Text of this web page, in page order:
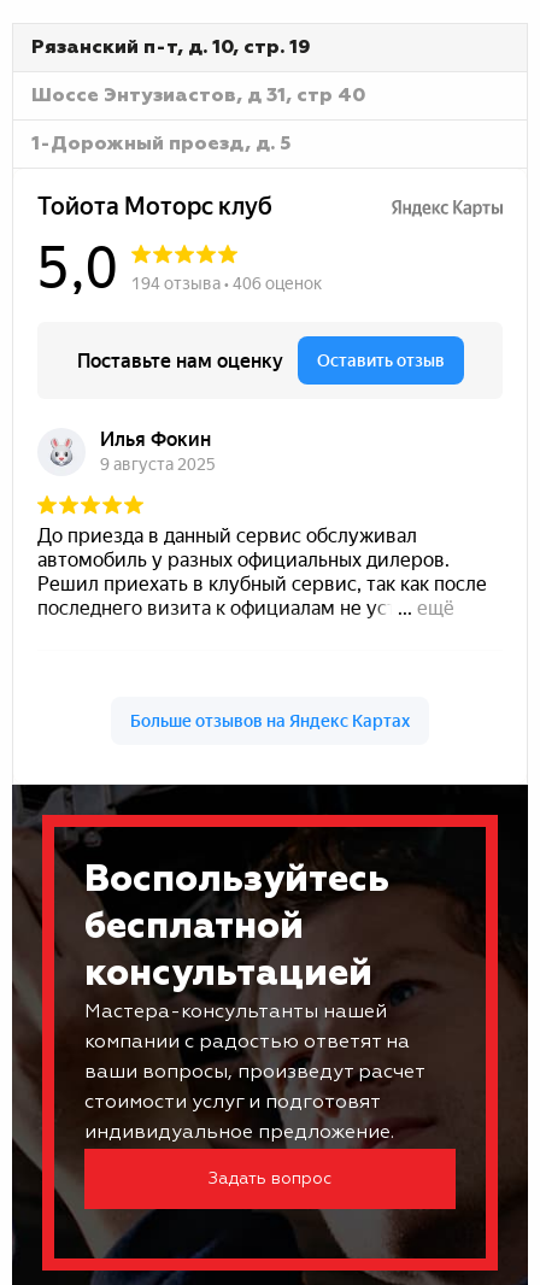
Рязанский п-т, д. 10, стр. 19
Шоссе Энтузиастов, д 31, стр 40
1-Дорожный проезд, д. 5
Воспользуйтесь
бесплатной
консультацией
Мастера-консультанты нашей
компании с радостью ответят на
ваши вопросы, произведут расчет
стоимости услуг и подготовят
индивидуальное предложение.
Задать вопрос